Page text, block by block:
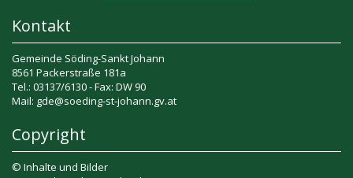
Kontakt
Gemeinde Söding-Sankt Johann
8561 Packerstraße 181a
Tel.: 03137/6130 - Fax: DW 90
Mail: gde@soeding-st-johann.gv.at
Copyright
© Inhalte und Bilder